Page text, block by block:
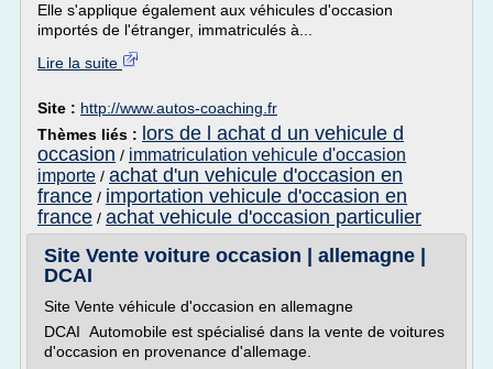
Elle s'applique également aux véhicules d'occasion
importés de l'étranger, immatriculés à...
Lire la suite
Site : http://www.autos-coaching.fr
Thèmes liés : lors de l achat d un vehicule d
occasion / immatriculation vehicule d'occasion
importe / achat d'un vehicule d'occasion en
france / importation vehicule d'occasion en
france / achat vehicule d'occasion particulier
Site Vente voiture occasion | allemagne |
DCAI
Site Vente véhicule d'occasion en allemagne
DCAI Automobile est spécialisé dans la vente de voitures
d'occasion en provenance d'allemage.